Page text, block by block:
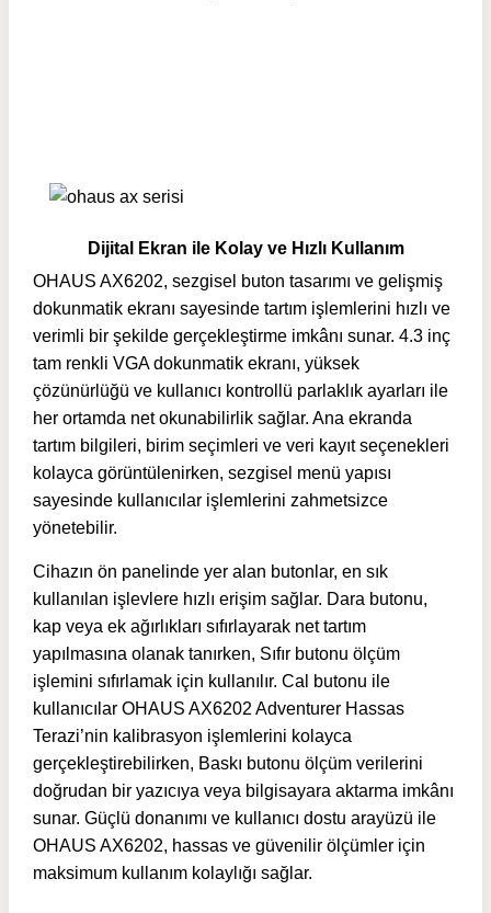
Dijital Ekran ile Kolay ve Hızlı Kullanım
OHAUS AX6202, sezgisel buton tasarımı ve gelişmiş
dokunmatik ekranı sayesinde tartım işlemlerini hızlı ve
verimli bir şekilde gerçekleştirme imkânı sunar. 4.3 inç
tam renkli VGA dokunmatik ekranı, yüksek
çözünürlüğü ve kullanıcı kontrollü parlaklık ayarları ile
her ortamda net okunabilirlik sağlar. Ana ekranda
tartım bilgileri, birim seçimleri ve veri kayıt seçenekleri
kolayca görüntülenirken, sezgisel menü yapısı
sayesinde kullanıcılar işlemlerini zahmetsizce
yönetebilir.
Cihazın ön panelinde yer alan butonlar, en sık
kullanılan işlevlere hızlı erişim sağlar. Dara butonu,
kap veya ek ağırlıkları sıfırlayarak net tartım
yapılmasına olanak tanırken, Sıfır butonu ölçüm
işlemini sıfırlamak için kullanılır. Cal butonu ile
kullanıcılar OHAUS AX6202 Adventurer Hassas
Terazi’nin kalibrasyon işlemlerini kolayca
gerçekleştirebilirken, Baskı butonu ölçüm verilerini
doğrudan bir yazıcıya veya bilgisayara aktarma imkânı
sunar. Güçlü donanımı ve kullanıcı dostu arayüzü ile
OHAUS AX6202, hassas ve güvenilir ölçümler için
maksimum kullanım kolaylığı sağlar.